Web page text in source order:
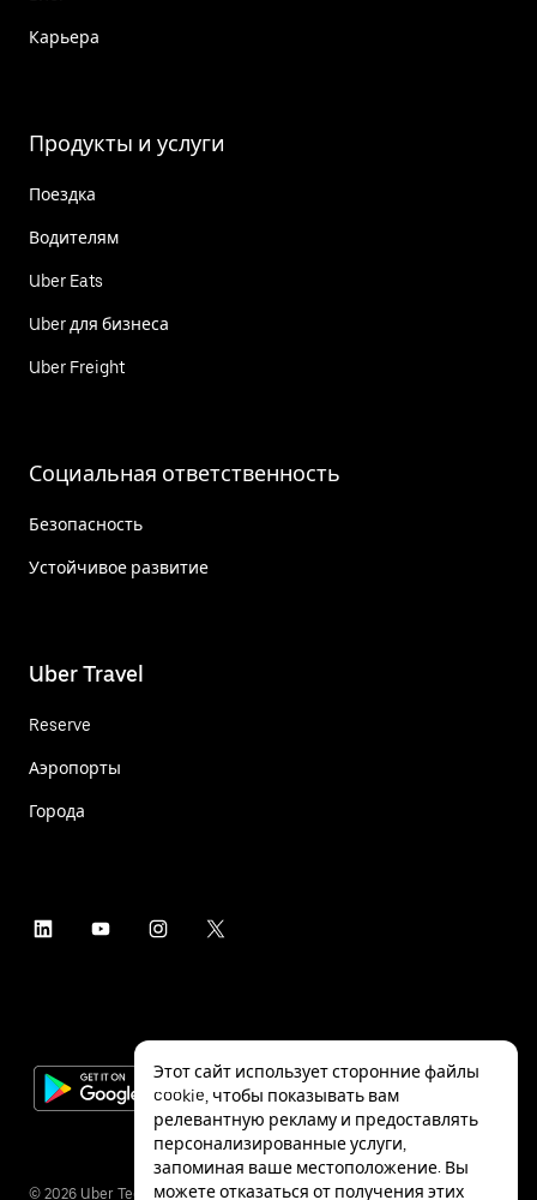
Карьера
Продукты и услуги
Поездка
Водителям
Uber Eats
Uber для бизнеса
Uber Freight
Социальная ответственность
Безопасность
Устойчивое развитие
Uber Travel
Reserve
Аэропорты
Города
© 2026 Uber Technologies Inc.
Этот сайт использует сторонние файлы
cookie, чтобы показывать вам
релевантную рекламу и предоставлять
персонализированные услуги,
запоминая ваше местоположение. Вы
можете отказаться от получения этих